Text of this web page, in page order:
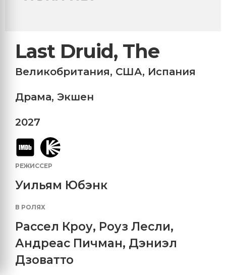
Last Druid, The
Великобритания, США, Испания
Драма, Экшен
2027
РЕЖИССЕР
Уильям Юбэнк
В РОЛЯХ
Рассел Кроу, Роуз Лесли,
Андреас Пичман, Дэниэл
Дзоватто